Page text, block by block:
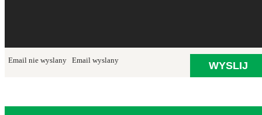
Email nie wyslany Email wyslany